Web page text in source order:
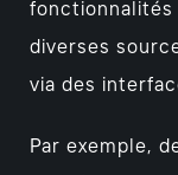
fonctionnalités
diverses
via des
Par exemple,